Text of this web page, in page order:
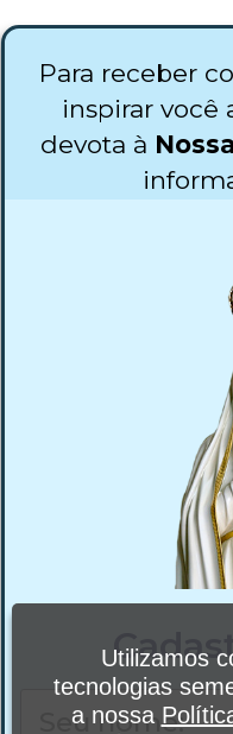
Para receber
inspirar você
devota à
Utilizamos
tecnologias
a nossa